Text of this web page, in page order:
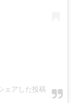
ェアした投稿